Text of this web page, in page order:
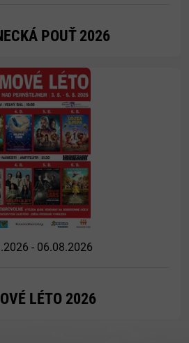
POUŤ 2026
- 06.08.2026
LÉTO 2026
Více